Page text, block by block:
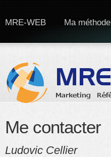
MRE-WEB Ma méthode
Me contacter
Ludovic Cellier